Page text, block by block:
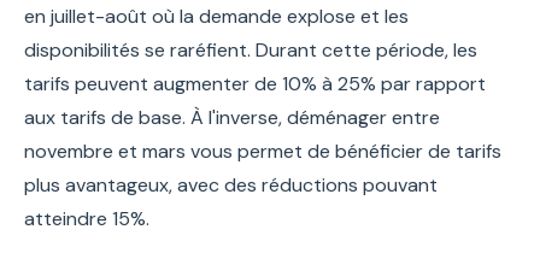
en juillet-août où la demande explose et les
disponibilités se raréfient. Durant cette période, les
tarifs peuvent augmenter de 10% à 25% par rapport
aux tarifs de base. À l'inverse, déménager entre
novembre et mars vous permet de bénéficier de tarifs
plus avantageux, avec des réductions pouvant
atteindre 15%.